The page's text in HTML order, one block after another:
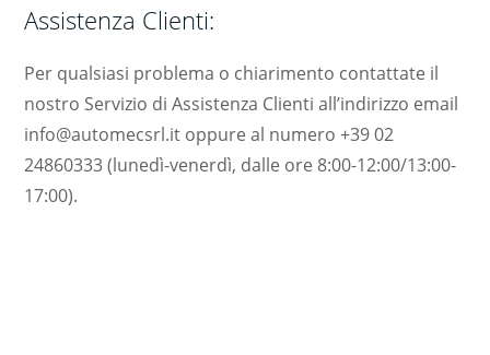
Assistenza Clienti:
Per qualsiasi problema o chiarimento contattate il
nostro Servizio di Assistenza Clienti all’indirizzo email
info@automecsrl.it oppure al numero +39 02
24860333 (lunedì-venerdì, dalle ore 8:00-12:00/13:00-
17:00).